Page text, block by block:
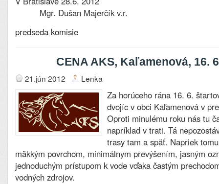
Mgr. Dušan Majerčík v.r.
predseda komisie
CENA AKS, Kaľamenová, 16.
21.jún 2012 Lenka
Za horúceho rána 16. 6.
dvojíc v obci Kaľamenová v
Oproti minulému roku nás tu
napríklad v trati. Tá
trasy tam a späť. Napriek
mäkkým povrchom, minimálnym prevýšením, jasným
jednoduchým prístupom k vode vďaka častým
vodných zdrojov.